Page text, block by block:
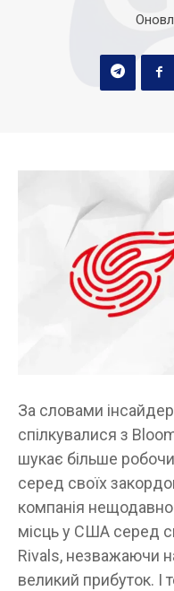
За словами
спілкувалися з
шукає більше
серед своїх
компанія
місць у США серед
Rivals, незважаючи
великий прибуток.